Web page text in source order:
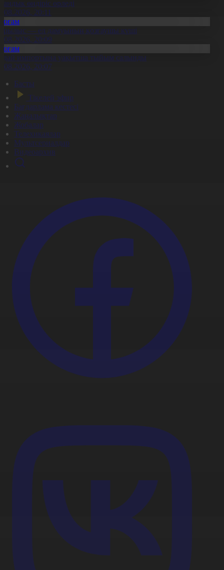
өндіріс өрледі
20:11
— ел дамуының қозғаушы күші
20:09
импортына уақытша тыйым салынды
20:07
Басты
Тікелей эфир
Бағдарлама кестесі
Жаңалықтар
Жобалар
Телехикаялар
Мультсериалдар
Видеоархив